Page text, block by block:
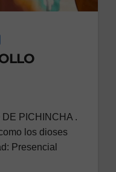
PICHINCHA .
los dioses
Presencial